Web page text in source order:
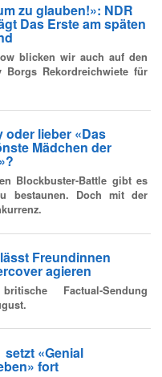
zu glauben!»: NDR
Das Erste am späten
blicken wir auch auf den
Borgs Rekordreichwiete für
oder lieber «Das
Mädchen der
Blockbuster-Battle gibt es
bestaunen. Doch mit der
Freundinnen
agieren
Factual-Sendung
setzt «Genial
fort